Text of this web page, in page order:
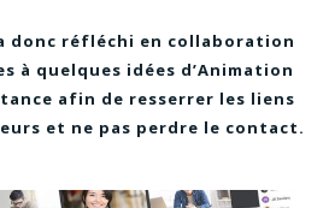
donc réfléchi en collaboration
à quelques idées d’Animation
afin de resserrer les liens
et ne pas perdre le contact.